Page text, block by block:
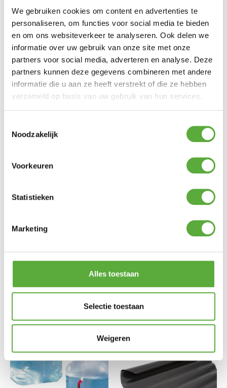
We gebruiken cookies om content en advertenties te
personaliseren, om functies voor social media te bieden
en om ons websiteverkeer te analyseren. Ook delen we
informatie over uw gebruik van onze site met onze
partners voor social media, adverteren en analyse. Deze
partners kunnen deze gegevens combineren met andere
informatie die u aan ze heeft verstrekt of die ze hebben
verzameld op basis van uw gebruik van hun services.
Noodzakelijk
Voorkeuren
Statistieken
Marketing
Alles toestaan
Selectie toestaan
Weigeren
CategorieënActie campingartikelen, Eten en drinken,
Kamperen
Kookstellen camping
Merk:Gimeg
Productkleur Grijs
Gratis verzending vanaf €250,-*
Bo-Camp Legkast Deluxe
€129,95
123 Products Superwax UV
met Supersprayer
€19,99